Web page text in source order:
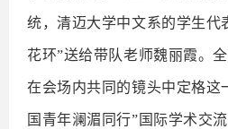
统，清迈大学中文系的学生代
花环”送给带队老师魏丽霞。
在会场内共同的镜头中定格
国青年澜湄同行”国际学术交